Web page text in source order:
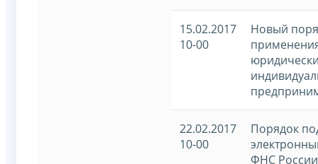
15.02.2017
10-00
Новый
22.02.2017
10-00
Порядок
ФНС